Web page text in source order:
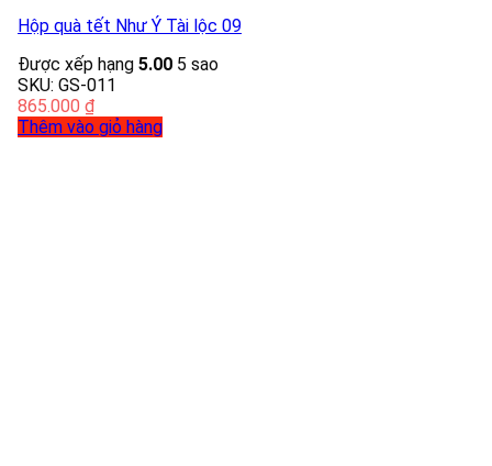
Hộp quà tết Như Ý Tài lộc 09
Được xếp hạng 5.00 5 sao
SKU: GS-011
865.000 ₫
Thêm vào giỏ hàng